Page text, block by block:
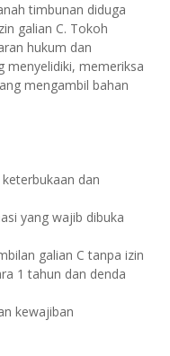
timbunan diduga
galian C. Tokoh
hukum dan
menyelidiki, memeriksa
mengambil bahan
dan
yang wajib dibuka
galian C tanpa izin
1 tahun dan denda
kewajiban